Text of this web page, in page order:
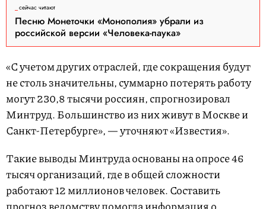
сейчас читают
Песню Монеточки «Монополия» убрали из
российской версии «Человека-паука»
«С учетом других отраслей, где сокращения будут
не столь значительны, суммарно потерять работу
могут 230,8 тысячи россиян, спрогнозировал
Минтруд. Большинство из них живут в Москве и
Санкт-Петербурге», — уточняют «Известия».
Такие выводы Минтруда основаны на опросе 46
тысяч организаций, где в общей сложности
работают 12 миллионов человек. Составить